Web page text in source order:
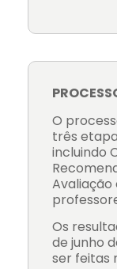
O
três
incluindo
Os
de junho
ser feitas